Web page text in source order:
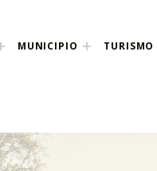
MUNICIPIO TURISMO